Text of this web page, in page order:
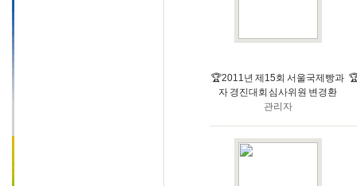
🏆2011년 제15회 서울국제빵과
자 경진대회 심사위원 변경환
관리자